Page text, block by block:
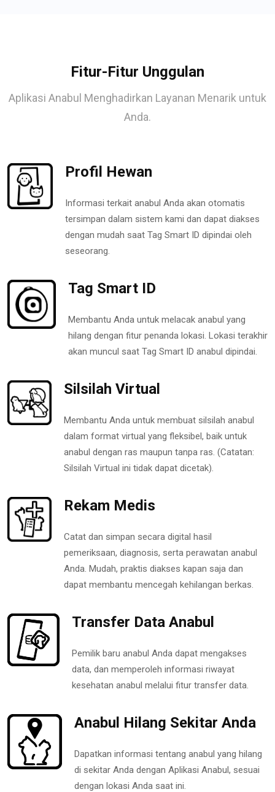
Fitur-Fitur Unggulan
Aplikasi Anabul Menghadirkan Layanan Menarik untuk
Anda.
Profil Hewan
Informasi terkait anabul Anda akan otomatis
tersimpan dalam sistem kami dan dapat diakses
dengan mudah saat Tag Smart ID dipindai oleh
seseorang.
Tag Smart ID
Membantu Anda untuk melacak anabul yang
hilang dengan fitur penanda lokasi. Lokasi terakhir
akan muncul saat Tag Smart ID anabul dipindai.
Silsilah Virtual
Membantu Anda untuk membuat silsilah anabul
dalam format virtual yang fleksibel, baik untuk
anabul dengan ras maupun tanpa ras. (Catatan:
Silsilah Virtual ini tidak dapat dicetak).
Rekam Medis
Catat dan simpan secara digital hasil
pemeriksaan, diagnosis, serta perawatan anabul
Anda. Mudah, praktis diakses kapan saja dan
dapat membantu mencegah kehilangan berkas.
Transfer Data Anabul
Pemilik baru anabul Anda dapat mengakses
data, dan memperoleh informasi riwayat
kesehatan anabul melalui fitur transfer data.
Anabul Hilang Sekitar Anda
Dapatkan informasi tentang anabul yang hilang
di sekitar Anda dengan Aplikasi Anabul, sesuai
dengan lokasi Anda saat ini.